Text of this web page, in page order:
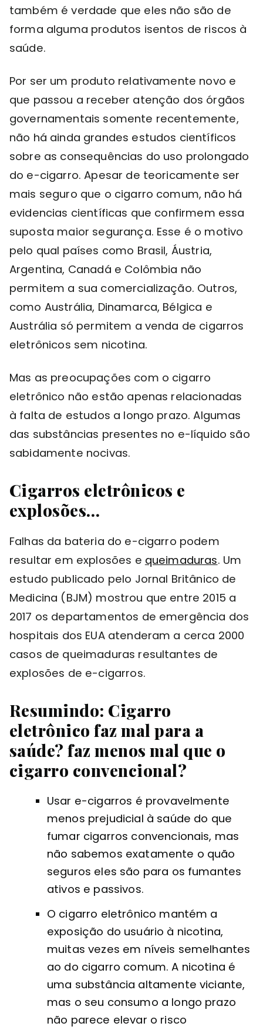
também é verdade que eles não são de
forma alguma produtos isentos de riscos à
saúde.
Por ser um produto relativamente novo e
que passou a receber atenção dos órgãos
governamentais somente recentemente,
não há ainda grandes estudos científicos
sobre as consequências do uso prolongado
do e-cigarro. Apesar de teoricamente ser
mais seguro que o cigarro comum, não há
evidencias científicas que confirmem essa
suposta maior segurança. Esse é o motivo
pelo qual países como Brasil, Áustria,
Argentina, Canadá e Colômbia não
permitem a sua comercialização. Outros,
como Austrália, Dinamarca, Bélgica e
Austrália só permitem a venda de cigarros
eletrônicos sem nicotina.
Mas as preocupações com o cigarro
eletrônico não estão apenas relacionadas
à falta de estudos a longo prazo. Algumas
das substâncias presentes no e-líquido são
sabidamente nocivas.
Cigarros eletrônicos e
explosões…
Falhas da bateria do e-cigarro podem
resultar em explosões e queimaduras. Um
estudo publicado pelo Jornal Britânico de
Medicina (BJM) mostrou que entre 2015 a
2017 os departamentos de emergência dos
hospitais dos EUA atenderam a cerca 2000
casos de queimaduras resultantes de
explosões de e-cigarros.
Resumindo: Cigarro
eletrônico faz mal para a
saúde? faz menos mal que o
cigarro convencional?
Usar e-cigarros é provavelmente
menos prejudicial à saúde do que
fumar cigarros convencionais, mas
não sabemos exatamente o quão
seguros eles são para os fumantes
ativos e passivos.
O cigarro eletrônico mantém a
exposição do usuário à nicotina,
muitas vezes em níveis semelhantes
ao do cigarro comum. A nicotina é
uma substância altamente viciante,
mas o seu consumo a longo prazo
não parece elevar o risco